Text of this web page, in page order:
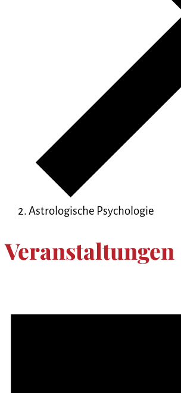
Astrologische Psychologie
Veranstaltungen